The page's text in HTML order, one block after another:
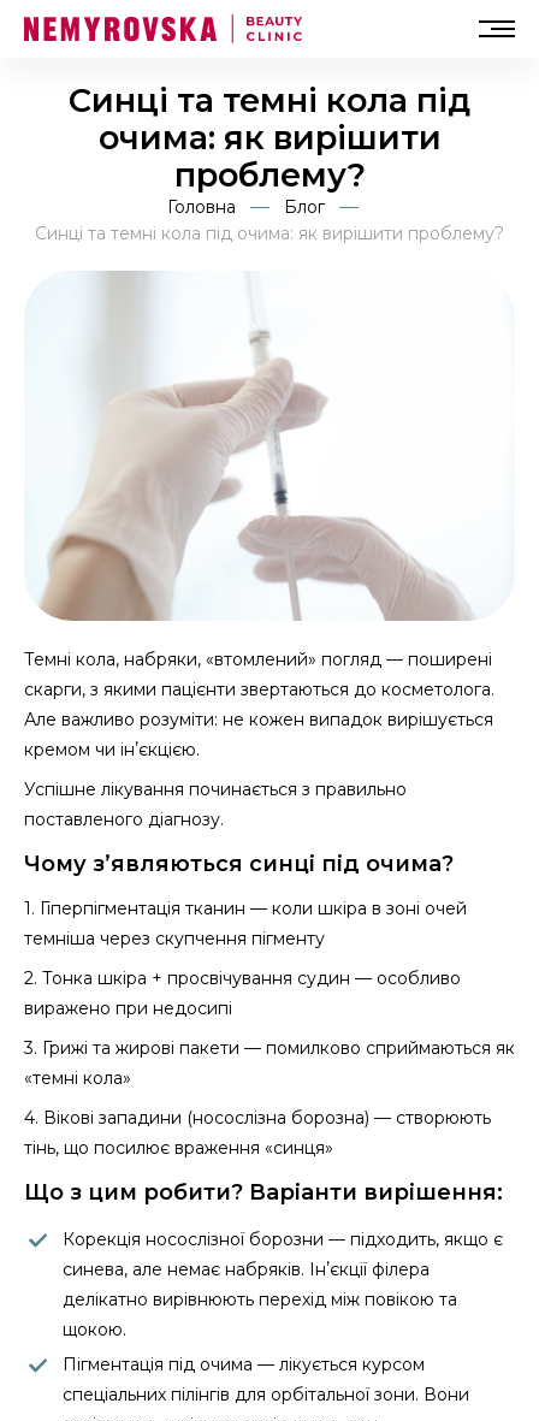
Синці та темні кола під
очима: як вирішити
проблему?
Головна
Блог
Синці та темні кола під очима: як вирішити проблему?
Темні кола, набряки, «втомлений» погляд — поширені
скарги, з якими пацієнти звертаються до косметолога.
Але важливо розуміти: не кожен випадок вирішується
кремом чи інʼєкцією.
Успішне лікування починається з правильно
поставленого діагнозу.
Чому з’являються синці під очима?
1. Гіперпігментація тканин — коли шкіра в зоні очей
темніша через скупчення пігменту
2. Тонка шкіра + просвічування судин — особливо
виражено при недосипі
3. Грижі та жирові пакети — помилково сприймаються як
«темні кола»
4. Вікові западини (носослізна борозна) — створюють
тінь, що посилює враження «синця»
Що з цим робити? Варіанти вирішення:
Корекція носослізної борозни — підходить, якщо є
синева, але немає набряків. Інʼєкції філера
делікатно вирівнюють перехід між повікою та
щокою.
Пігментація під очима — лікується курсом
спеціальних пілінгів для орбітальної зони. Вони